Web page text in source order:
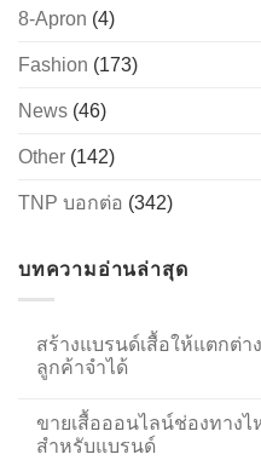
8-Apron (4)
Fashion (173)
News (46)
Other (142)
TNP บอกต่อ (342)
บทความอ่านล่าสุด
สร้างแบรนด์เสื้อให้แตกต่า
ลูกค้าจำได้
ขายเสื้อออนไลน์ช่องทาง
สำหรับแบรนด์